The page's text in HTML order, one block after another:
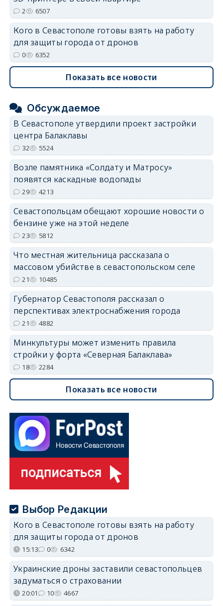
2 6507
Кого в Севастополе готовы взять на работу
для защиты города от дронов
0 6352
Показать все новости
Обсуждаемое
В Севастополе утвердили проект застройки
центра Балаклавы
32 5524
Возле памятника «Солдату и Матросу»
появятся каскадные водопады
29 4213
Севастопольцам обещают хорошие новости о
бензине уже на этой неделе
23 5812
Что местная жительница рассказала о
массовом убийстве в севастопольском селе
21 10485
Губернатор Севастополя рассказал о
перспективах электроснабжения города
21 4882
Минкультуры может изменить правила
стройки у форта «Северная Балаклава»
18 2284
Показать все новости
Выбор Редакции
Кого в Севастополе готовы взять на работу
для защиты города от дронов
15:13 0 6342
Украинские дроны заставили севастопольцев
задуматься о страховании
20:01 10 4667